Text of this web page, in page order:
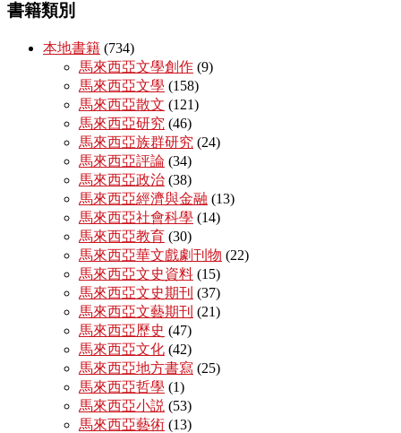
書籍類別
本地書籍 (734)
馬來西亞文學創作 (9)
馬來西亞文學 (158)
馬來西亞散文 (121)
馬來西亞研究 (46)
馬來西亞族群研究 (24)
馬來西亞評論 (34)
馬來西亞政治 (38)
馬來西亞經濟與金融 (13)
馬來西亞社會科學 (14)
馬來西亞教育 (30)
馬來西亞華文戲劇刊物 (22)
馬來西亞文史資料 (15)
馬來西亞文史期刊 (37)
馬來西亞文藝期刊 (21)
馬來西亞歷史 (47)
馬來西亞文化 (42)
馬來西亞地方書寫 (25)
馬來西亞哲學 (1)
馬來西亞小説 (53)
馬來西亞藝術 (13)